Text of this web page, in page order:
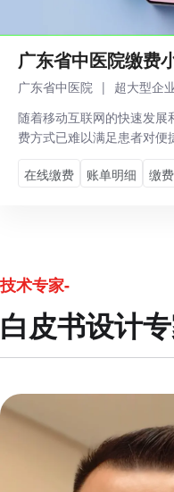
广东省中医院缴费
广东省中医院 | 超大型企
随着移动互联网的快速发
费方式已难以满足患者对便
在线缴费 账单明细 缴
技术专家-
白皮书设计